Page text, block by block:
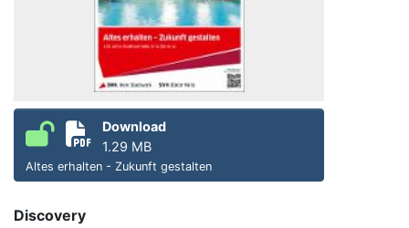
Download
1.29 MB
Altes erhalten - Zukunft gestalten
Discovery